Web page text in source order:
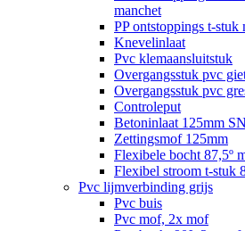
manchet
PP ontstoppings t-stuk
Knevelinlaat
Pvc klemaansluitstuk
Overgangsstuk pvc
Overgangsstuk pvc
Controleput
Betoninlaat 125mm
Zettingsmof 125mm
Flexibele bocht 87,5º
Flexibel stroom t-stuk
Pvc lijmverbinding grijs
Pvc buis
Pvc mof, 2x mof